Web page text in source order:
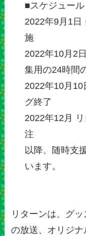
■スケジュール
2022年9月1日
施
2022年10月2
集用の24時間
2022年10月
グ終了
2022年12月
注
以降、随時支
います。
リターンは、グ
の放送、オリジ